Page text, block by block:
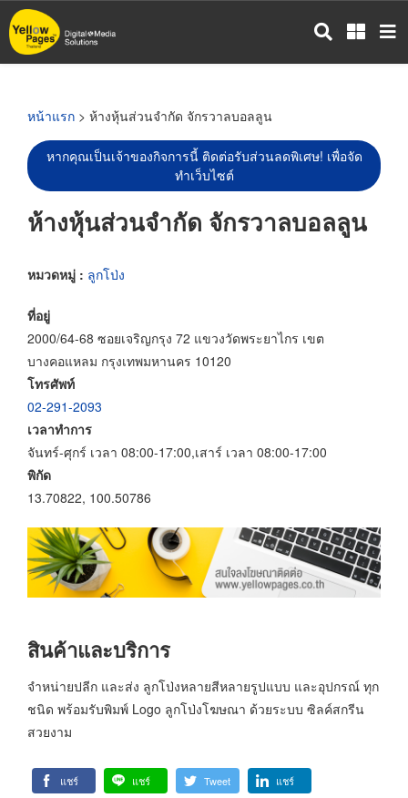
ข้าม
ไป
หน้าแรก > ห้างหุ้นส่วนจำกัด จักรวาลบอลลูน
หากคุณเป็นเจ้าของกิจการนี้ ติดต่อรับส่วนลดพิเศษ! เพื่อจัด
ทำเว็บไซต์
ห้างหุ้นส่วนจำกัด จักรวาลบอลลูน
หมวดหมู่ : ลูกโป่ง
ที่อยู่
2000/64-68 ซอยเจริญกรุง 72 แขวงวัดพระยาไกร เขต
บางคอแหลม กรุงเทพมหานคร 10120
โทรศัพท์
02-291-2093
เวลาทำการ
จันทร์-ศุกร์ เวลา 08:00-17:00,เสาร์ เวลา 08:00-17:00
พิกัด
13.70822, 100.50786
สินค้าและบริการ
จำหน่ายปลีก และส่ง ลูกโป่งหลายสีหลายรูปแบบ และอุปกรณ์ ทุก
ชนิด พร้อมรับพิมพ์ Logo ลูกโป่งโฆษณา ด้วยระบบ ซิลค์สกรีน
สวยงาม
แชร์ แชร์ Tweet แชร์